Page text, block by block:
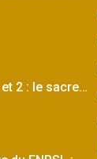
2 : le sacre…